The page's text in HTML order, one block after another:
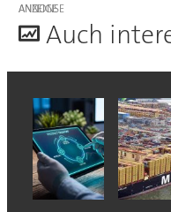
ANZEIGE
Auch